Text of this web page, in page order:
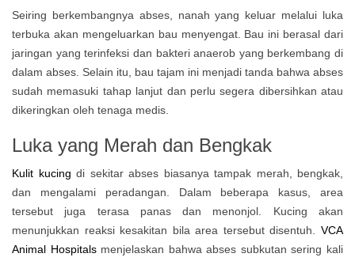
Seiring berkembangnya abses, nanah yang keluar melalui luka
terbuka akan mengeluarkan bau menyengat. Bau ini berasal dari
jaringan yang terinfeksi dan bakteri anaerob yang berkembang di
dalam abses. Selain itu, bau tajam ini menjadi tanda bahwa abses
sudah memasuki tahap lanjut dan perlu segera dibersihkan atau
dikeringkan oleh tenaga medis.
Luka yang Merah dan Bengkak
Kulit kucing di sekitar abses biasanya tampak merah, bengkak,
dan mengalami peradangan. Dalam beberapa kasus, area
tersebut juga terasa panas dan menonjol. Kucing akan
menunjukkan reaksi kesakitan bila area tersebut disentuh.
VCA
Animal Hospitalsmenjelaskan bahwa abses subkutan sering kali